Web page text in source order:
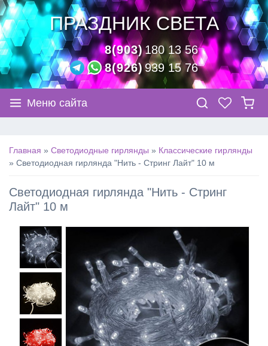
ПРАЗДНИК СВЕТА
8(903)180 13 56
8(926)939 15 76
Меню сайта
Главная » Светодиодные гирлянды » Классические гирлянды
» Светодиодная гирлянда "Нить - Стринг Лайт" 10 м
Светодиодная гирлянда "Нить - Стринг
Лайт" 10 м